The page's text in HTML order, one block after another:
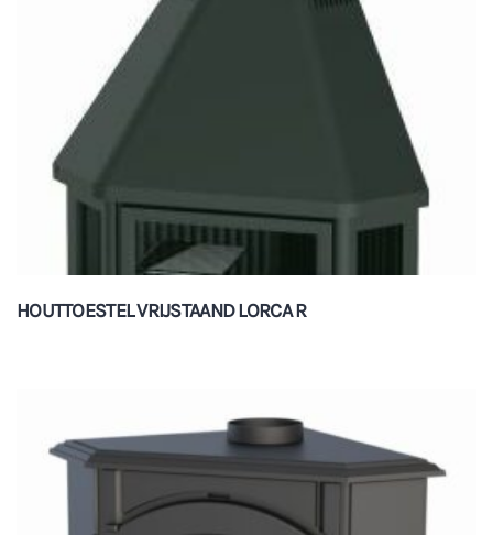
HOUTTOESTEL VRIJSTAAND LORCA R